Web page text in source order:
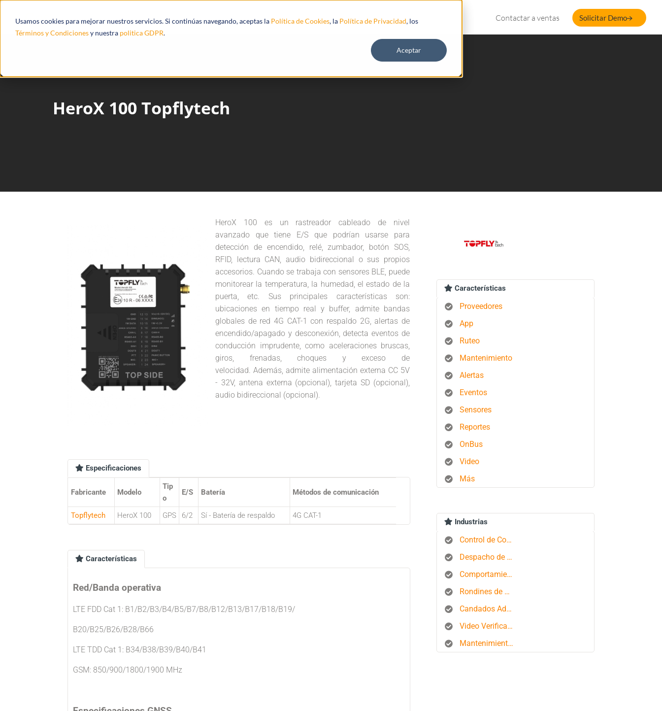
Usamos cookies para mejorar nuestros servicios. Si continúas navegando, aceptas la Política de Cookies, la Política de Privacidad, los
Términos y Condicionesy nuestra politica GDPR.
Aceptar
Productos Ecosistema Integraciones Recursos Contactar a ventas Solicitar Demo
HeroX 100 Topflytech
HeroX 100 es un rastreador cableado de nivel
avanzado que tiene E/S que podrían usarse para
detección de encendido, relé, zumbador, botón SOS,
RFID, lectura CAN, audio bidireccional o sus propios
accesorios. Cuando se trabaja con sensores BLE, puede
monitorear la temperatura, la humedad, el estado de la
puerta, etc. Sus principales características son:
ubicaciones en tiempo real y buffer, admite bandas
globales de red 4G CAT-1 con respaldo 2G, alertas de
encendido/apagado y desconexión, detecta eventos de
conducción imprudente, como aceleraciones bruscas,
giros, frenadas, choques y exceso de
velocidad. Además, admite alimentación externa CC 5V
- 32V, antena externa (opcional), tarjeta SD (opcional),
audio bidireccional (opcional).
Especificaciones
Fabricante Modelo
Tip
o
E/S Batería Métodos de comunicación
Topflytech HeroX 100 GPS 6/2 Sí - Batería de respaldo 4G CAT-1
Características
Red/Banda operativa
LTE FDD Cat 1: B1/B2/B3/B4/B5/B7/B8/B12/B13/B17/B18/B19/
B20/B25/B26/B28/B66
LTE TDD Cat 1: B34/B38/B39/B40/B41
GSM: 850/900/1800/1900 MHz
Características
Proveedores
App
Ruteo
Mantenimiento
Alertas
Eventos
Sensores
Reportes
OnBus
Video
Más
Industrias
Control de Combustible
Despacho de Autobuses
Comportamiento del conductor
Rondines de Seguridad
Candados Aduaneros
Video Verificación
Mantenimiento de Flotas